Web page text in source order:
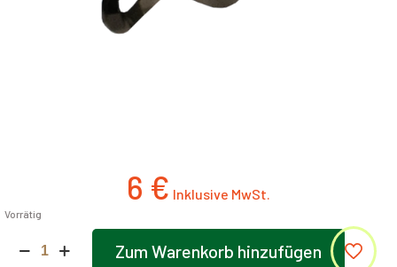
6 €
Vorrätig
Signalunterstützung
MH2
Zum Warenkorb hinzufügen
Alternative: